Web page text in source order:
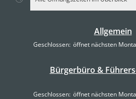
Allgemein
Klicken, um weitere Öffnungs- oder
Geschlossen: öffnet nächsten
Bürgerbüro &
Klicken, um weitere Öffnungs- oder
Geschlossen: öffnet nächsten